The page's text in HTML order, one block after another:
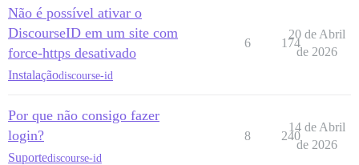
Não é possível ativar o
DiscourseID em um site com
force-https desativado
Instalaçãodiscourse-id
6 174
20 de Abril
de 2026
Por que não consigo fazer
login?
Suportediscourse-id
8 240
14 de Abril
de 2026